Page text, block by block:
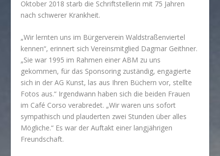
Oktober 2018 starb die Schriftstellerin mit 75 Jahren
nach schwerer Krankheit.
„Wir lernten uns im Bürgerverein Waldstraßenviertel
kennen“, erinnert sich Vereinsmitglied Dagmar Geithner.
„Sie war 1995 im Rahmen einer ABM zu uns
gekommen, für das Sponsoring zuständig, engagierte
sich in der AG Kunst, las aus Ihren Büchern vor, stellte
Fotos aus.“ Irgendwann haben sich die beiden Frauen
im Café Corso verabredet. „Wir waren uns sofort
sympathisch und plauderten zwei Stunden über alles
Mögliche.“ Es war der Auftakt einer langjährigen
Freundschaft.